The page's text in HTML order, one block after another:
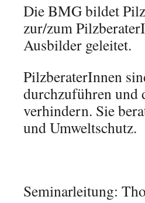
Die BMG bildet
zur/zum
Ausbilder geleitet.
PilzberaterInnen
durchzuführen und
verhindern. Sie
und Umweltschutz.
Seminarleitung: